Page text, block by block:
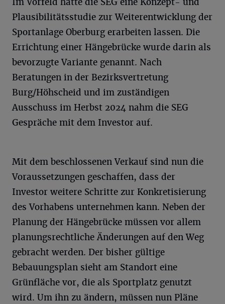
Im Vorfeld hatte die SEG eine Konzept- und
Plausibilitätsstudie zur Weiterentwicklung der
Sportanlage Oberburg erarbeiten lassen. Die
Errichtung einer Hängebrücke wurde darin als
bevorzugte Variante genannt. Nach
Beratungen in der Bezirksvertretung
Burg/Höhscheid und im zuständigen
Ausschuss im Herbst 2024 nahm die SEG
Gespräche mit dem Investor auf.
Mit dem beschlossenen Verkauf sind nun die
Voraussetzungen geschaffen, dass der
Investor weitere Schritte zur Konkretisierung
des Vorhabens unternehmen kann. Neben der
Planung der Hängebrücke müssen vor allem
planungsrechtliche Änderungen auf den Weg
gebracht werden. Der bisher gültige
Bebauungsplan sieht am Standort eine
Grünfläche vor, die als Sportplatz genutzt
wird. Um ihn zu ändern, müssen nun Pläne